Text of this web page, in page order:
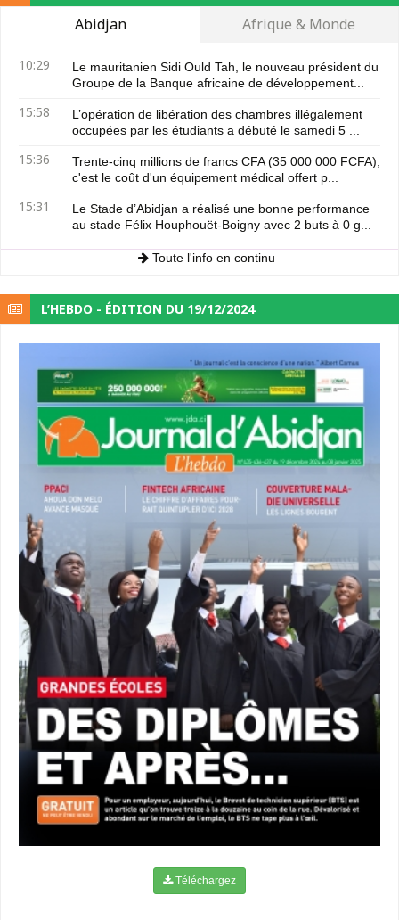
Abidjan Afrique & Monde
10:29
Le mauritanien Sidi Ould Tah, le nouveau président du
Groupe de la Banque africaine de développement...
15:58
L’opération de libération des chambres illégalement
occupées par les étudiants a débuté le samedi 5 ...
15:36
Trente-cinq millions de francs CFA (35 000 000 FCFA),
c'est le coût d'un équipement médical offert p...
15:31
Le Stade d’Abidjan a réalisé une bonne performance
au stade Félix Houphouët-Boigny avec 2 buts à 0 g...
Toute l'info en continu
L’HEBDO - ÉDITION DU 19/12/2024
Téléchargez